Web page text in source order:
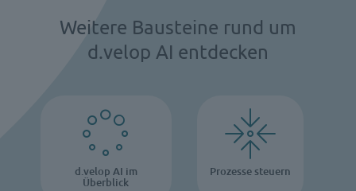
Weitere Bausteine rund um
d.velop AI entdecken
d.velop AI im
Überblick
Prozesse steuern